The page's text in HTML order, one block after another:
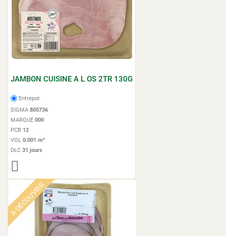
JAMBON CUISINE A L OS 2TR 130G
Entrepot
SIGMA 805736
MARQUE 000
PCB 12
VOL 0.001 m³
DLC 31 jours
A DÉCOUVRIR